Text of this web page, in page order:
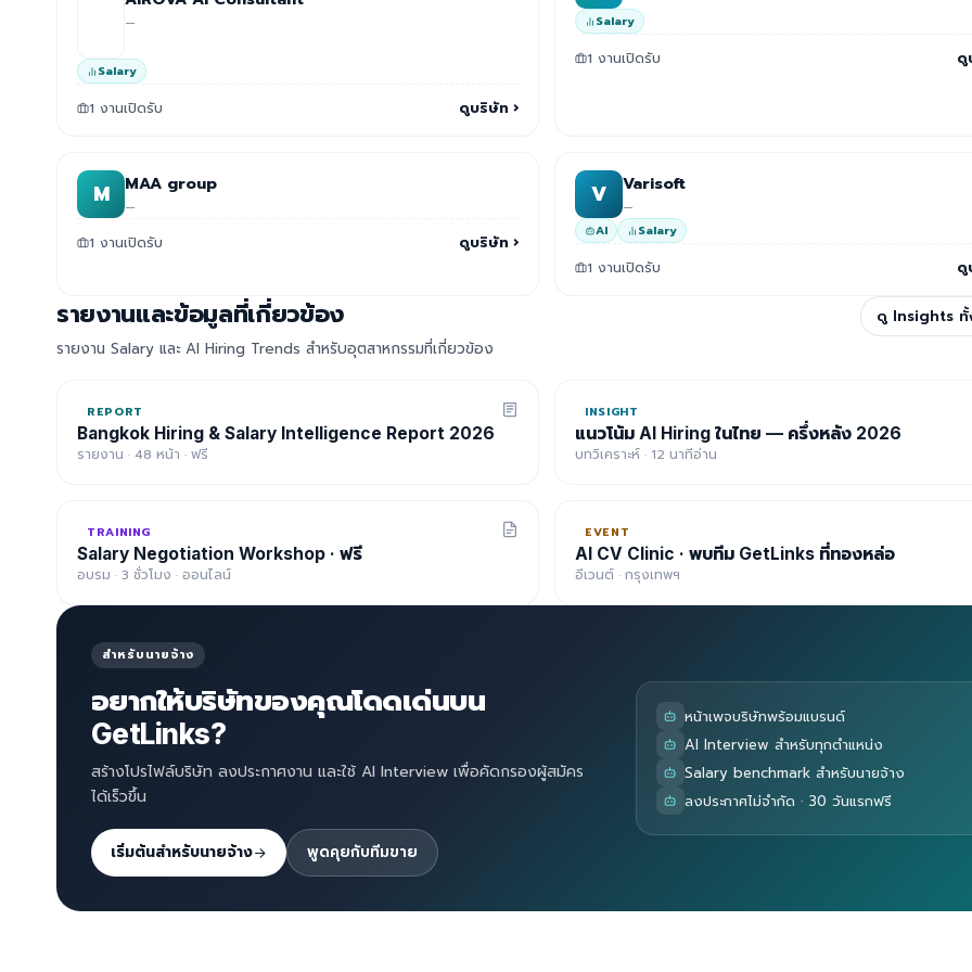
—
Salary
1 งานเปิดรับ ดูบริษัท ›
Salary
1 งานเปิดรับ ดู
M MAA group
—
1 งานเปิดรับ ดูบริษัท ›
V Varisoft
—
AI Salary
1 งานเปิดรับ ดู
รายงานและข้อมูลที่เกี่ยวข้อง
รายงาน Salary และ AI Hiring Trends สำหรับอุตสาหกรรมที่เกี่ยวข้อง
ดู Insights ทั้
REPORT
Bangkok Hiring & Salary Intelligence Report 2026
รายงาน · 48 หน้า · ฟรี
INSIGHT
แนวโน้ม AI Hiring ในไทย — ครึ่งหลัง 2026
บทวิเคราะห์ · 12 นาทีอ่าน
TRAINING
Salary Negotiation Workshop · ฟรี
อบรม · 3 ชั่วโมง · ออนไลน์
EVENT
AI CV Clinic · พบทีม GetLinks ที่ทองหล่อ
อีเวนต์ · กรุงเทพฯ
สำหรับนายจ้าง
อยากให้บริษัทของคุณโดดเด่นบน
GetLinks?
สร้างโปรไฟล์บริษัท ลงประกาศงาน และใช้ AI Interview เพื่อคัดกรองผู้สมัคร
ได้เร็วขึ้น
เริ่มต้นสำหรับนายจ้าง พูดคุยกับทีมขาย
หน้าเพจบริษัทพร้อมแบรนด์
AI Interview สำหรับทุกตำแหน่ง
Salary benchmark สำหรับนายจ้าง
ลงประกาศไม่จำกัด · 30 วันแรกฟรี